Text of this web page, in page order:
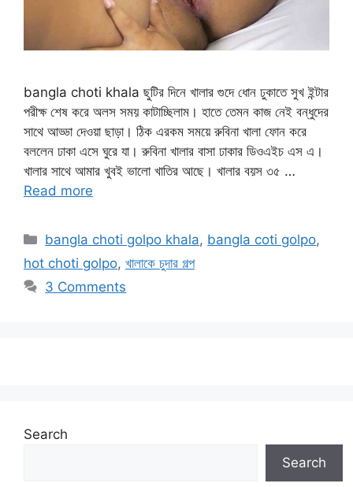
bangla choti khala ছুটির দিনে খালার গুদে ধোন ঢুকাতে সুখ ইন্টার
পরীক্ষ শেষ করে অলস সময় কাটাচ্ছিলাম। হাতে তেমন কাজ নেই বন্ধুদের
সাথে আড্ডা দেওয়া ছাড়া। ঠিক এরকম সময়ে রুবিনা খালা ফোন করে
বললেন ঢাকা এসে ঘুরে যা। রুবিনা খালার বাসা ঢাকার ডিওএইচ এস এ।
খালার সাথে আমার খুবই ভালো খাতির আছে। খালার বয়স ৩৫ …
Read more
Categories
bangla choti golpo khala, bangla coti golpo,
hot choti golpo, খালাকে চুদার গল্প
3 Comments
Search
Search